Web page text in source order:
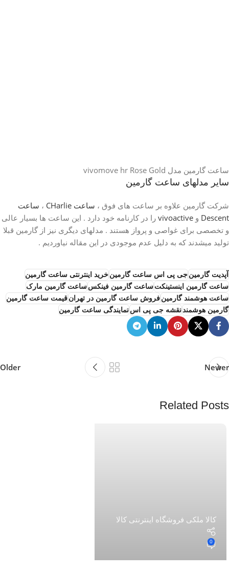
ساعت گارمین مدل vivomove hr Rose Gold
سایر مدلهای ساعت گارمین
شرکت گارمین علاوه بر ساعت های فوق ، ساعت CHarlie ، ساعت
Descent و vivoactive را در کارنامه خود دارد . این ساعت ها بسیار عالی
و تخصصی برای غواصی و پرواز هستند . مدلهای دیگری نیز از گارمین قبلا
تولید میشدند که به دلیل عدم موجودی در این مقاله نیاوردیم .
آپدیت گارمینجی پی اس ساعت گارمینخرید اینترنتی ساعت گارمین
ساعت گارمین اینستینکتساعت گارمین فینکسساعت گارمین مارک
ساعت هوشمند گارمینفروش ساعت گارمین در تهرانقیمت ساعت گارمین
گارمین هوشمندنقشه جی پی اسنمایندگی ساعت گارمین
Newer
Older
Related Posts
کالا ملکی فروشگاه اینترنتی کالا
0